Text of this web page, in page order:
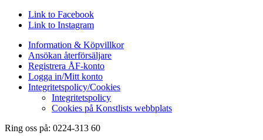
Link to Facebook
Link to Instagram
Information & Köpvillkor
Ansökan återförsäljare
Registrera ÅF-konto
Logga in/Mitt konto
Integritetspolicy/Cookies
Integritetspolicy
Cookies på Konstlists webbplats
Ring oss på: 0224-313 60